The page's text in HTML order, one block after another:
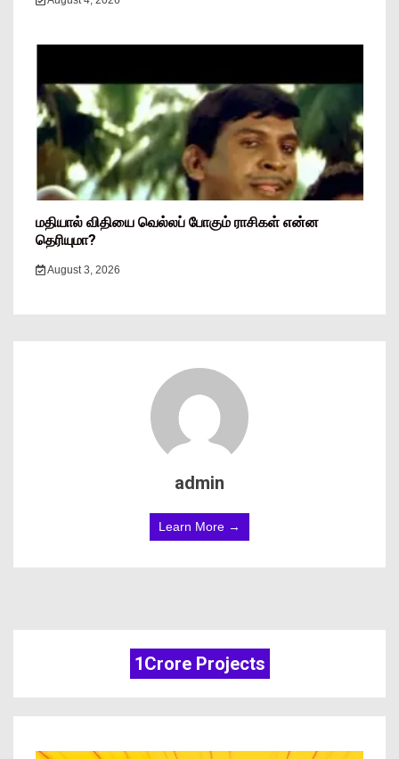
மதியால் விதியை வெல்லப் போகும் ராசிகள் என்ன
தெரியுமா?
August 3, 2026
admin
Learn More →
1Crore Projects